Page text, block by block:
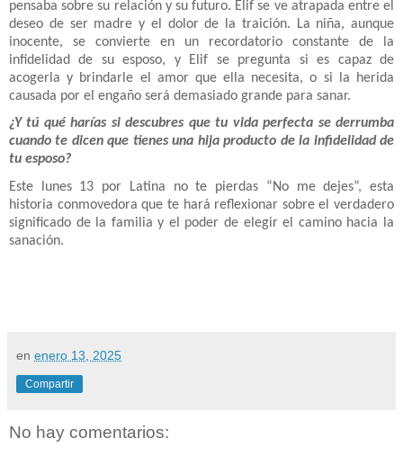
pensaba sobre su relación y su futuro. Elif se ve atrapada entre el
deseo de ser madre y el dolor de la traición. La niña, aunque
inocente, se convierte en un recordatorio constante de la
infidelidad de su esposo, y Elif se pregunta si es capaz de
acogerla y brindarle el amor que ella necesita, o si la herida
causada por el engaño será demasiado grande para sanar.
¿Y tú qué harías si descubres que tu vida perfecta se derrumba
cuando te dicen que tienes una hija producto de la infidelidad de
tu esposo?
Este lunes 13 por Latina no te pierdas “No me dejes”, esta
historia conmovedora que te hará reflexionar sobre el verdadero
significado de la familia y el poder de elegir el camino hacia la
sanación.
en enero 13, 2025
Compartir
No hay comentarios: